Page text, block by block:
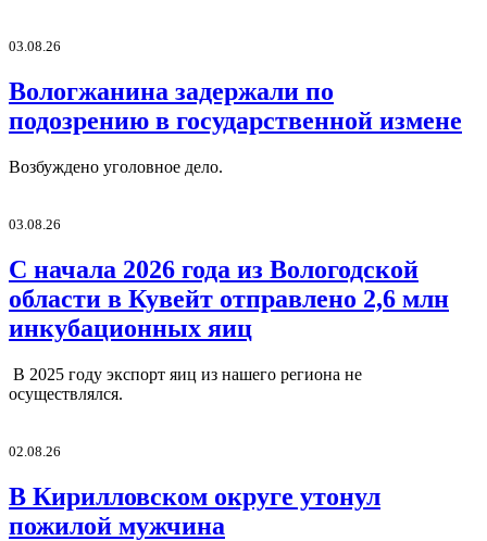
03.08.26
Вологжанина задержали по
подозрению в государственной измене
Возбуждено уголовное дело.
03.08.26
С начала 2026 года из Вологодской
области в Кувейт отправлено 2,6 млн
инкубационных яиц
В 2025 году экспорт яиц из нашего региона не
осуществлялся.
02.08.26
В Кирилловском округе утонул
пожилой мужчина